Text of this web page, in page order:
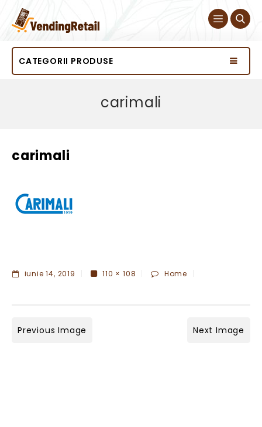
CATEGORII PRODUSE
carimali
carimali
iunie 14, 2019 110 × 108 Home
Previous Image Next Image